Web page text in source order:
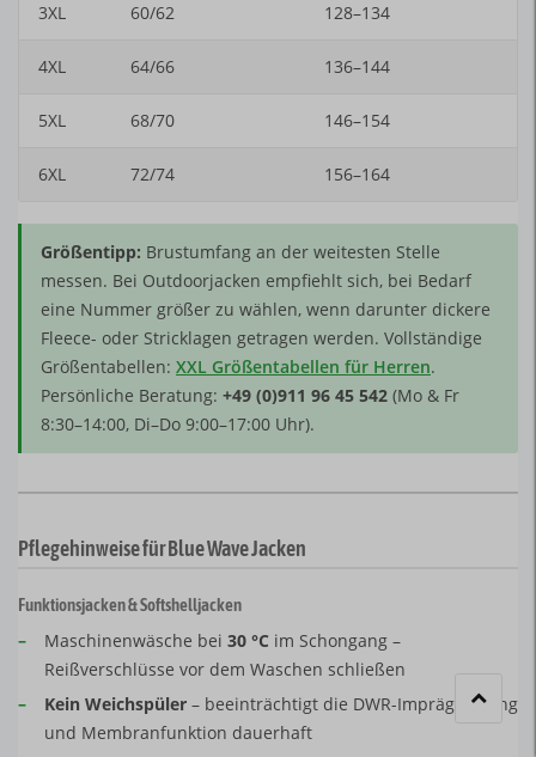
3XL 60/62 128–134
4XL 64/66 136–144
5XL 68/70 146–154
6XL 72/74 156–164
Größentipp: Brustumfang an der weitesten Stelle
messen. Bei Outdoorjacken empfiehlt sich, bei Bedarf
eine Nummer größer zu wählen, wenn darunter dickere
Fleece- oder Stricklagen getragen werden. Vollständige
Größentabellen: XXL Größentabellen für Herren.
Persönliche Beratung: +49 (0)911 96 45 542 (Mo & Fr
8:30–14:00, Di–Do 9:00–17:00 Uhr).
Pflegehinweise für Blue Wave Jacken
Funktionsjacken & Softshelljacken
– Maschinenwäsche bei 30 °C im Schongang –
Reißverschlüsse vor dem Waschen schließen
–
Kein Weichspüler – beeinträchtigt die DWR-Imprägnierung
und Membranfunktion dauerhaft